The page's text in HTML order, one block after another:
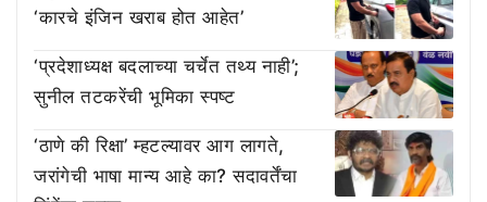
‘कारचे इंजिन खराब होत आहेत’
‘प्रदेशाध्यक्ष बदलाच्या चर्चेत तथ्य नाही’;
सुनील तटकरेंची भूमिका स्पष्ट
‘ठाणे की रिक्षा’ म्हटल्यावर आग लागते,
जरांगेची भाषा मान्य आहे का? सदावर्तेंचा